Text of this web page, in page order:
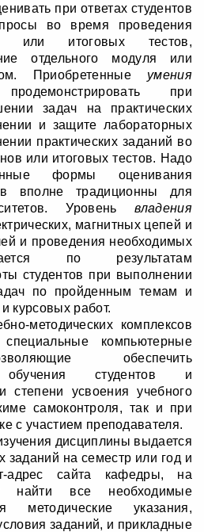
при ответах студентов
во время проведения
или итоговых тестов,
отдельного модуля или
Приобретенные умения
при
задач на практических
и защите лабораторных
практических заданий во
или итоговых тестов. Надо
формы оценивания
вполне традиционны для
Уровеньвладения
магнитных цепей и
и проведения необходимых
по результатам
студентов при выполнении
по пройденным темам и
курсовых работ.
методических комплексов
компьютерные
обеспечить
обучения студентов и
степени усвоения учебного
самоконтроля, так и при
с участием преподавателя.
дисциплины выдается
заданий на семестр или год и
адрес сайта кафедры, на
найти все необходимые
методические указания,
заданий, и прикладные